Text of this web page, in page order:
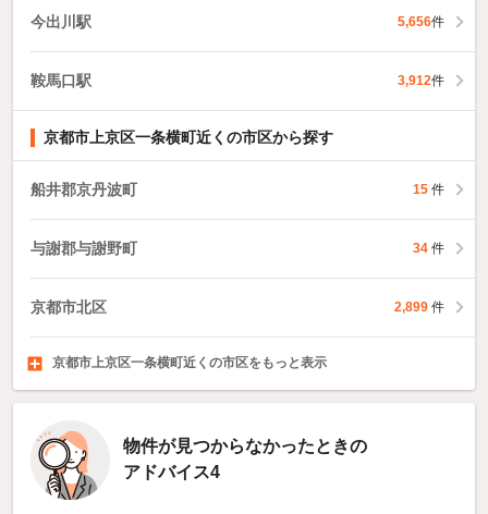
今出川駅 5,656件
鞍馬口駅 3,912件
京都市上京区一条横町近くの市区から探す
船井郡京丹波町 15 件
与謝郡与謝野町 34 件
京都市北区 2,899 件
京都市左京区3,826件
京都市中京区6,484件
京都市東山区1,619件
京都市上京区一条横町近くの市区をもっと表示
物件が見つからなかったときの
アドバイス4